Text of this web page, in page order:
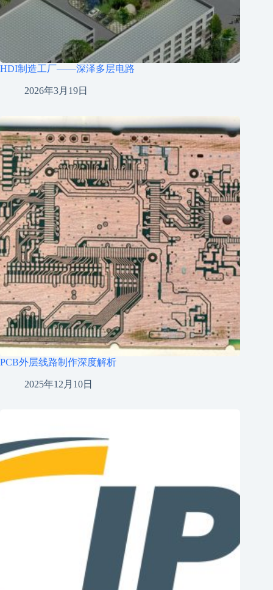
HDI制造工厂——深泽多层电路
2026年3月19日
PCB外层线路制作深度解析
2025年12月10日